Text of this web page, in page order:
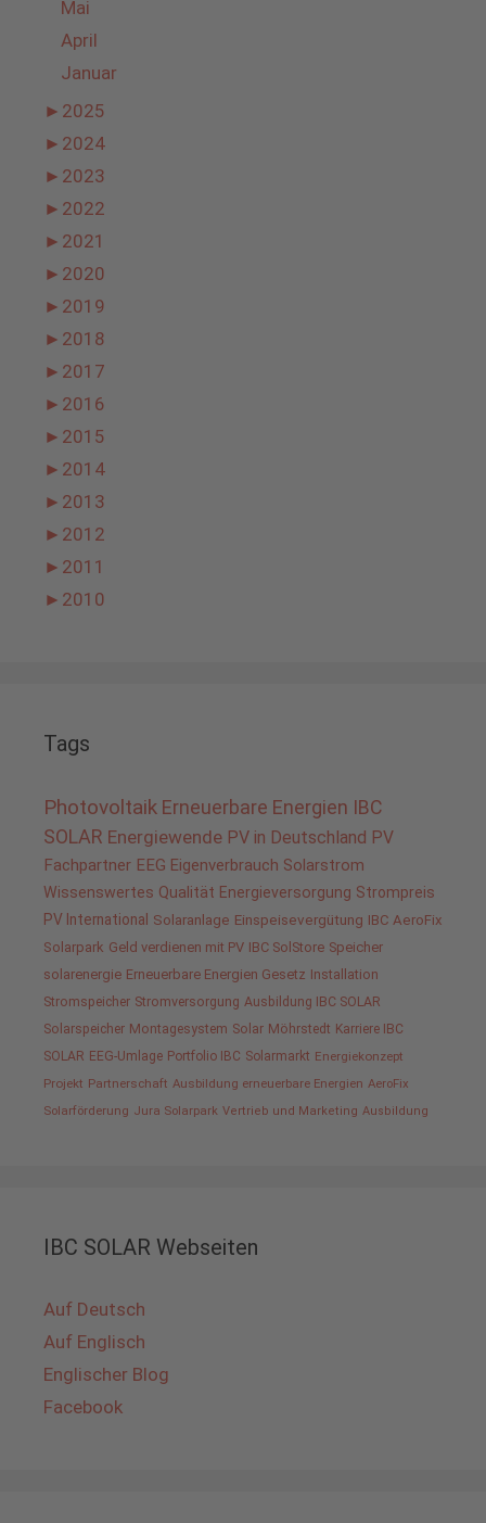
Mai
April
Januar
► 2025
► 2024
► 2023
► 2022
► 2021
► 2020
► 2019
► 2018
► 2017
► 2016
► 2015
► 2014
► 2013
► 2012
► 2011
► 2010
Tags
Photovoltaik Erneuerbare Energien IBC
SOLAR Energiewende PV in Deutschland PV
Fachpartner EEG Eigenverbrauch Solarstrom
Wissenswertes Qualität Energieversorgung Strompreis
PV International Solaranlage Einspeisevergütung IBC AeroFix
Solarpark Geld verdienen mit PV IBC SolStore Speicher
solarenergie Erneuerbare Energien Gesetz Installation
Stromspeicher Stromversorgung Ausbildung IBC SOLAR
Solarspeicher Montagesystem Solar Möhrstedt Karriere IBC
SOLAR EEG-Umlage Portfolio IBC Solarmarkt Energiekonzept
Projekt Partnerschaft Ausbildung erneuerbare Energien AeroFix
Solarförderung Jura Solarpark Vertrieb und Marketing Ausbildung
IBC SOLAR Webseiten
Auf Deutsch
Auf Englisch
Englischer Blog
Facebook